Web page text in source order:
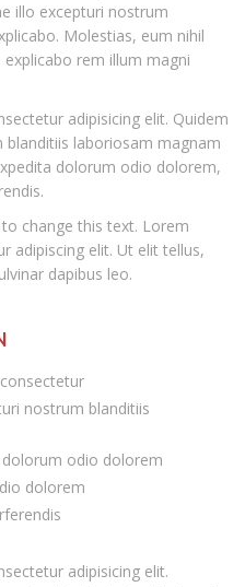
illo excepturi nostrum
Molestias, eum nihil
rem illum magni
adipisicing elit. Quidem
laboriosam magnam
dolorum odio dolorem,
change this text. Lorem
adipiscing elit. Ut elit tellus,
dapibus leo.
nostrum blanditiis
odio dolorem
dolorem
adipisicing elit.